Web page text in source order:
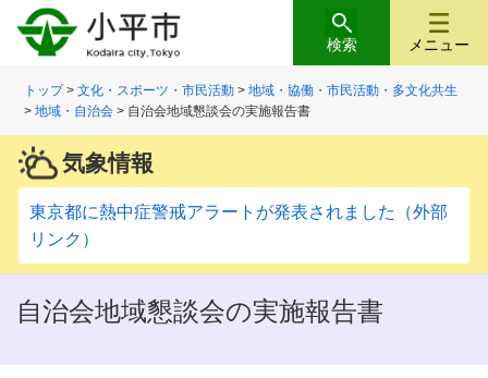
メニュー
検索
トップ>文化・スポーツ・市民活動 >地域・協働・市民活動・多文化共生
>地域・自治会 > 自治会地域懇談会の実施報告書
気象情報
東京都に熱中症警戒アラートが発表されました（外部
リンク）
自治会地域懇談会の実施報告書